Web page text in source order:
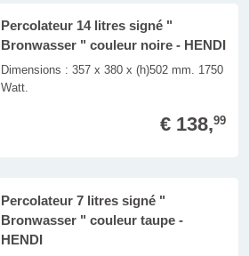
Percolateur 14 litres signé "
Bronwasser " couleur noire - HENDI
Dimensions : 357 x 380 x (h)502 mm. 1750
Watt.
€ 138,99
Percolateur 7 litres signé "
Bronwasser " couleur taupe -
HENDI